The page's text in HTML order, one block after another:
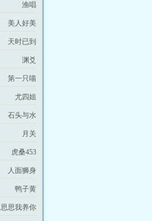
渔唱
美人好美
天时已到
渊爻
第一只喵
尤四姐
石头与水
月关
虎桑453
人面狮身
鸭子黄
思思我养你